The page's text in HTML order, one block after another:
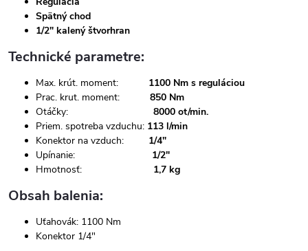
Spätný chod
1/2" kalený štvorhran
Technické parametre:
Max. krút. moment: 1100 Nm s reguláciou
Prac. krut. moment:
850 Nm
Otáčky: 8000 ot/min.
Priem. spotreba vzduchu: 113 l/min
Konektor na vzduch: 1/4"
Upínanie: 1/2"
Hmotnosť: 1,7 kg
Obsah balenia:
Uťahovák: 1100 Nm
Konektor 1/4"